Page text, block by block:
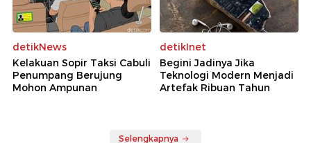
detikNews
Kelakuan Sopir Taksi Cabuli
Penumpang Berujung
Mohon Ampunan
detikInet
Begini Jadinya Jika
Teknologi Modern Menjadi
Artefak Ribuan Tahun
Selengkapnya